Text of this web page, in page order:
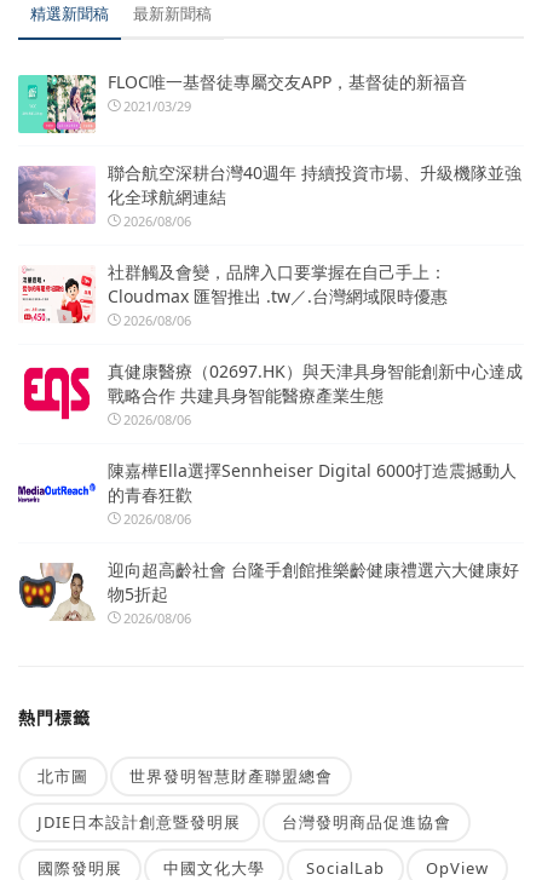
精選新聞稿 最新新聞稿
FLOC唯一基督徒專屬交友APP，基督徒的新福音
2021/03/29
聯合航空深耕台灣40週年 持續投資市場、升級機隊並強
化全球航網連結
2026/08/06
社群觸及會變，品牌入口要掌握在自己手上：
Cloudmax 匯智推出 .tw／.台灣網域限時優惠
2026/08/06
真健康醫療（02697.HK）與天津具身智能創新中心達成
戰略合作 共建具身智能醫療產業生態
2026/08/06
陳嘉樺Ella選擇Sennheiser Digital 6000打造震撼動人
的青春狂歡
2026/08/06
迎向超高齡社會 台隆手創館推樂齡健康禮選六大健康好
物5折起
2026/08/06
熱門標籤
北市圖 世界發明智慧財產聯盟總會
JDIE日本設計創意暨發明展 台灣發明商品促進協會
國際發明展 中國文化大學 SocialLab OpView